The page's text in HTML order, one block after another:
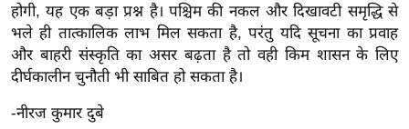
न
ज
ग
त
बॉ
होगी, यह एक बड़ा प्रश्न है। पश्चिम की नकल और दिखावटी समृद्धि से
भले ही तात्कालिक लाभ मिल सकता है, परंतु यदि सूचना का प्रवाह
और बाहरी संस्कृति का असर बढ़ता है तो वही किम शासन के लिए
दीर्घकालीन चुनौती भी साबित हो सकता है।
-नीरज कुमार दुबे